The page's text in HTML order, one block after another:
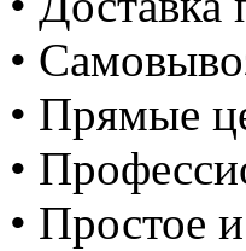
•
• Прямые
•
• Простое